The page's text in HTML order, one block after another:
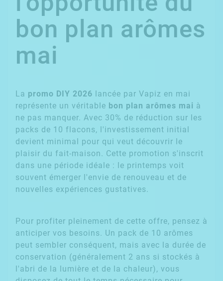
bon plan arômes
mai
La promo DIY 2026 lancée par Vapiz en mai
représente un véritable bon plan arômes mai à
ne pas manquer. Avec 30% de réduction sur les
packs de 10 flacons, l'investissement initial
devient minimal pour qui veut découvrir le
plaisir du fait-maison. Cette promotion s'inscrit
dans une période idéale : le printemps voit
souvent émerger l'envie de renouveau et de
nouvelles expériences gustatives.
Pour profiter pleinement de cette offre, pensez à
anticiper vos besoins. Un pack de 10 arômes
peut sembler conséquent, mais avec la durée de
conservation (généralement 2 ans si stockés à
l'abri de la lumière et de la chaleur), vous